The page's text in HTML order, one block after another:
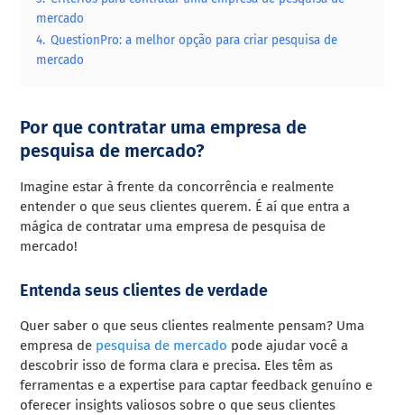
mercado
4. QuestionPro: a melhor opção para criar pesquisa de
mercado
Por que contratar uma empresa de
pesquisa de mercado?
Imagine estar à frente da concorrência e realmente
entender o que seus clientes querem. É aí que entra a
mágica de contratar uma empresa de pesquisa de
mercado!
Entenda seus clientes de verdade
Quer saber o que seus clientes realmente pensam? Uma
empresa de pesquisa de mercado pode ajudar você a
descobrir isso de forma clara e precisa. Eles têm as
ferramentas e a expertise para captar feedback genuíno e
oferecer insights valiosos sobre o que seus clientes